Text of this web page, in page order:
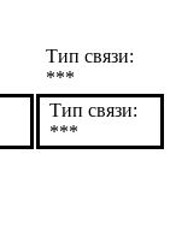
Тип связи:
***
Тип связи:
***